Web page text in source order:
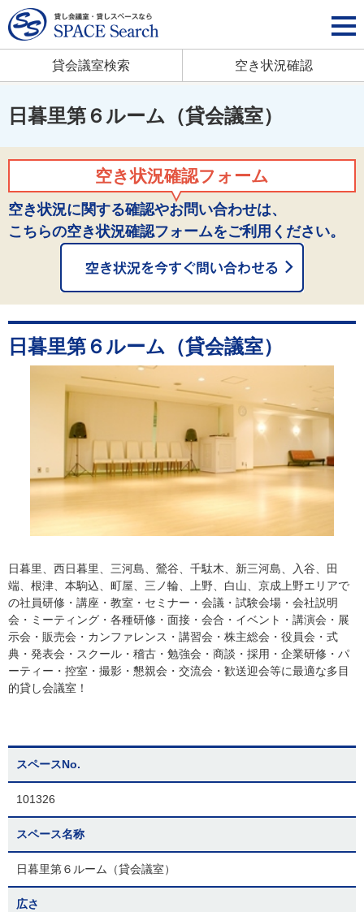
貸会議室検索 空き状況確認
日暮里第６ルーム（貸会議室）
空き状況確認フォーム
空き状況に関する確認やお問い合わせは、
こちらの空き状況確認フォームをご利用ください。
日暮里第６ルーム（貸会議室）
日暮里、西日暮里、三河島、鶯谷、千駄木、新三河島、入谷、田
端、根津、本駒込、町屋、三ノ輪、上野、白山、京成上野エリアで
の社員研修・講座・教室・セミナー・会議・試験会場・会社説明
会・ミーティング・各種研修・面接・会合・イベント・講演会・展
示会・販売会・カンファレンス・講習会・株主総会・役員会・式
典・発表会・スクール・稽古・勉強会・商談・採用・企業研修・パ
ーティー・控室・撮影・懇親会・交流会・歓送迎会等に最適な多目
的貸し会議室！
スペースNo.
101326
スペース名称
日暮里第６ルーム（貸会議室）
広さ